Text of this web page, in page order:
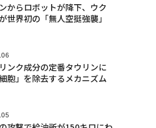
からロボットが降下、ウク
世界初の「無人空挺強襲」
ンク成分の定番タウリンに
細胞」を除去するメカニズム